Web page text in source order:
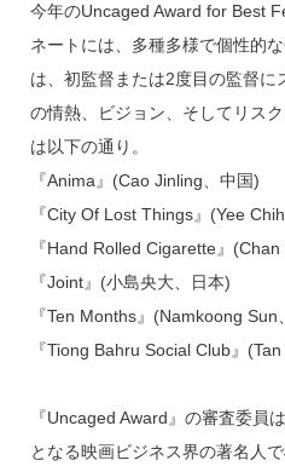
今年のUncaged Award for Best
ネートには、多種多様で個性的
は、初監督または2度目の監督に
の情熱、ビジョン、そしてリス
は以下の通り。
『Anima』(Cao Jinling、中国)
『City Of Lost Things』(Yee
『Hand Rolled Cigarette』
『Joint』(小島央大、日本)
『Ten Months』(Namkoong Sun
『Tiong Bahru Social Club』
『Uncaged Award』の審査委員
となる映画ビジネス界の著名人